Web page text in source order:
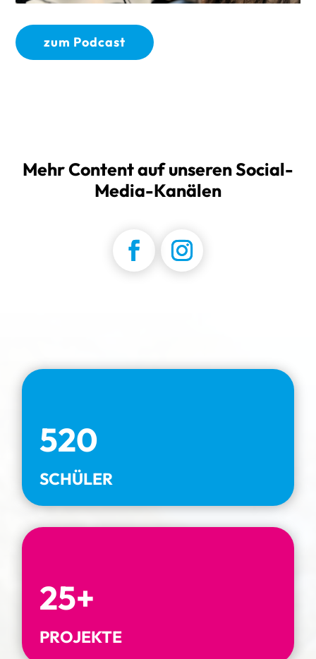
zum Podcast
Mehr Content auf unseren Social-
Media-Kanälen
520
SCHÜLER
25+
PROJEKTE